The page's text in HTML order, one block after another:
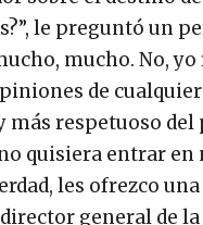
le preguntó un
mucho. No, yo
de
más respetuoso del
quisiera entrar en
les ofrezco una
general de la